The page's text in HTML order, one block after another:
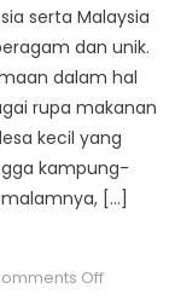
Dalam
Sorotan
serta Malaysia
dan unik.
dalam hal
rupa makanan
kecil yang
kampung-
[…]
Offon